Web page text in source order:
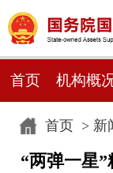
首页 机构概
首页> 新
“两弹一星